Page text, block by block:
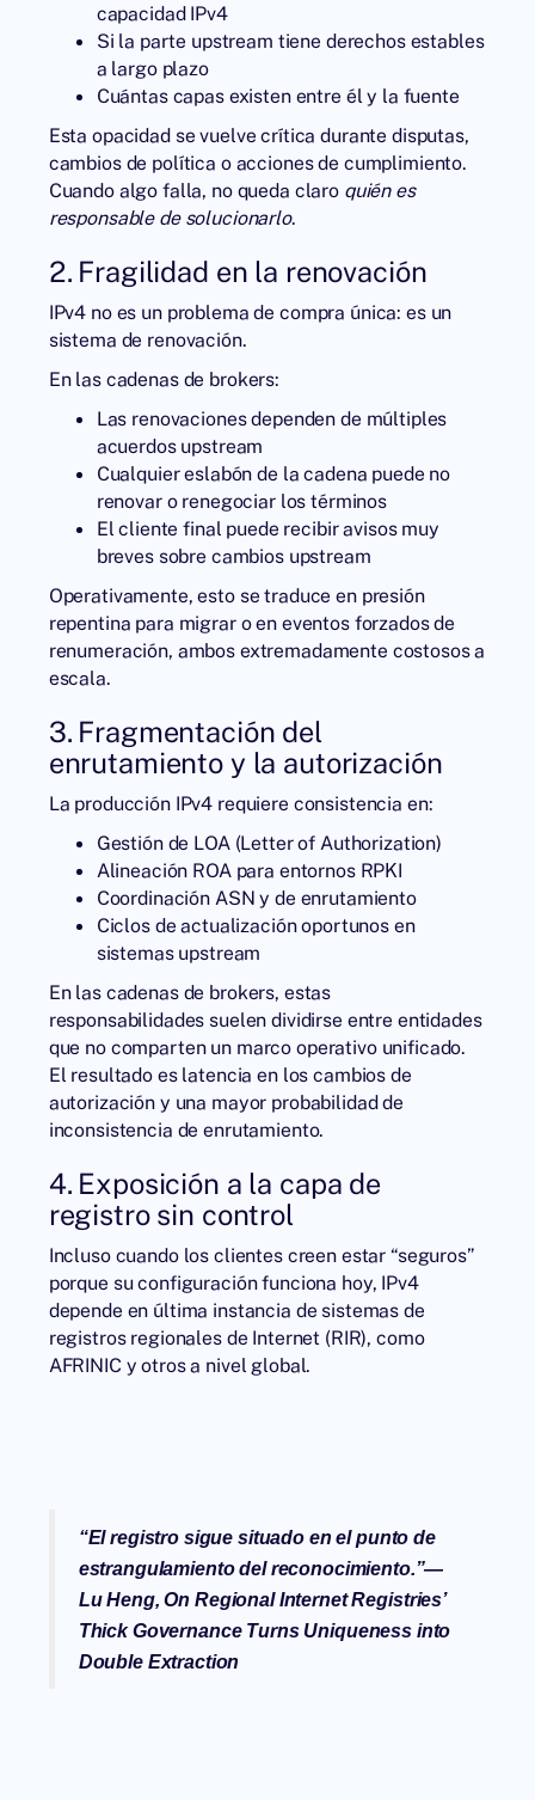
capacidad IPv4
Si la parte upstream tiene derechos estables
a largo plazo
Cuántas capas existen entre él y la fuente
Esta opacidad se vuelve crítica durante disputas,
cambios de política o acciones de cumplimiento.
Cuando algo falla, no queda claro quién es
responsable de solucionarlo.
2. Fragilidad en la renovación
IPv4 no es un problema de compra única: es un
sistema de renovación.
En las cadenas de brokers:
Las renovaciones dependen de múltiples
acuerdos upstream
Cualquier eslabón de la cadena puede no
renovar o renegociar los términos
El cliente final puede recibir avisos muy
breves sobre cambios upstream
Operativamente, esto se traduce en presión
repentina para migrar o en eventos forzados de
renumeración, ambos extremadamente costosos a
escala.
3. Fragmentación del
enrutamiento y la autorización
La producción IPv4 requiere consistencia en:
Gestión de LOA (Letter of Authorization)
Alineación ROA para entornos RPKI
Coordinación ASN y de enrutamiento
Ciclos de actualización oportunos en
sistemas upstream
En las cadenas de brokers, estas
responsabilidades suelen dividirse entre entidades
que no comparten un marco operativo unificado.
El resultado es latencia en los cambios de
autorización y una mayor probabilidad de
inconsistencia de enrutamiento.
4. Exposición a la capa de
registro sin control
Incluso cuando los clientes creen estar “seguros”
porque su configuración funciona hoy, IPv4
depende en última instancia de sistemas de
registros regionales de Internet (RIR), como
AFRINIC y otros a nivel global.
“El registro sigue situado en el punto de
estrangulamiento del reconocimiento.”—
Lu Heng, On Regional Internet Registries’
Thick Governance Turns Uniqueness into
Double Extraction